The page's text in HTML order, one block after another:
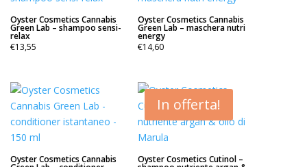
Oyster Cosmetics Cannabis
Green Lab – shampoo sensi-
relax
€13,55
Oyster Cosmetics Cannabis
Green Lab – maschera nutri
energy
€14,60
Oyster Cosmetics Cannabis
In offerta!
Oyster Cosmetics Cutinol –